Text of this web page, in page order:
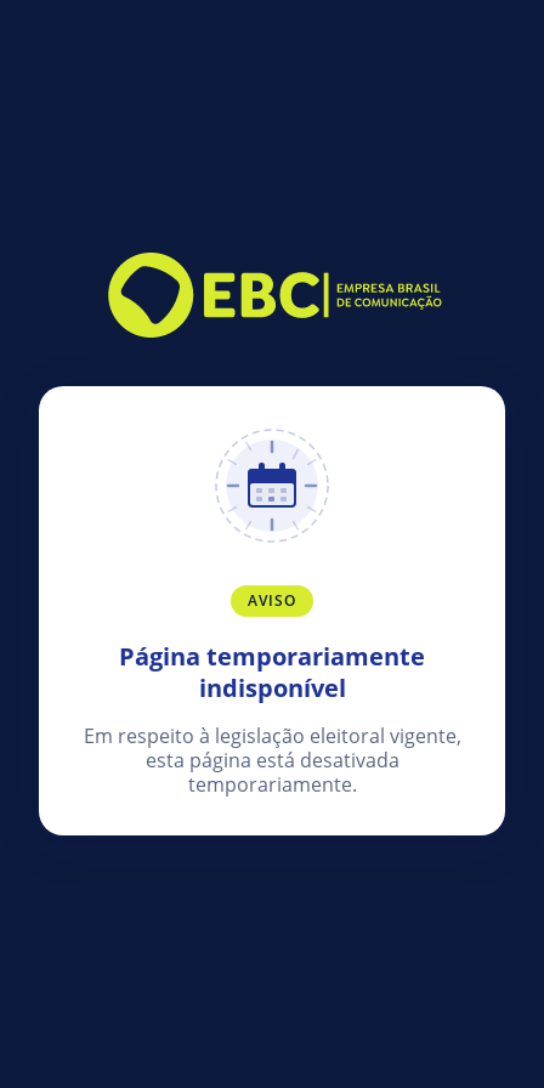
AVISO
Página temporariamente
indisponível
Em respeito à legislação eleitoral vigente,
esta página está desativada
temporariamente.